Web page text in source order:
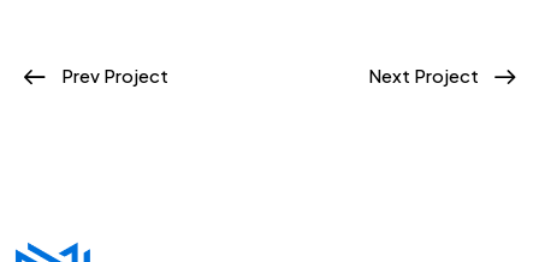
Prev Project Next Project